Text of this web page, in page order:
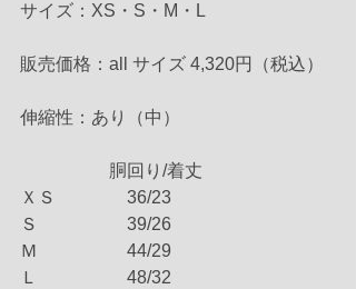
サイズ：XS・S・M・L
販売価格：all サイズ 4,320円（税込）
伸縮性：あり（中）
胴回り/着丈
ＸＳ　　　　36/23
Ｓ　　　　　39/26
Ｍ　　　　　44/29
Ｌ　　　　　48/32